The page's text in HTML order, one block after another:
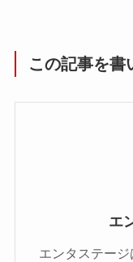
この記事を書
エ
エンタステー